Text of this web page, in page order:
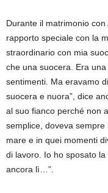
Durante il matrimonio
rapporto speciale con la
straordinario con mia
che una suocera. Era
sentimenti. Ma eravamo
suocera e nuora”, dice
al suo fianco perché non
semplice, doveva
mare e in quei momenti
di lavoro. Io ho sposato
ancora lì…”.